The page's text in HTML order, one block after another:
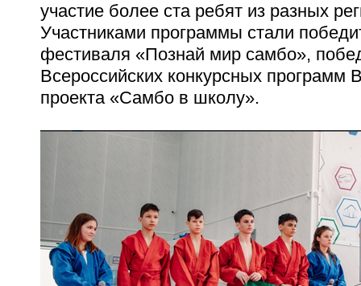
участие более ста ребят из разных
Участниками программы стали
фестиваля «Познай мир самбо»,
Всероссийских конкурсных программ
проекта «Самбо в школу».